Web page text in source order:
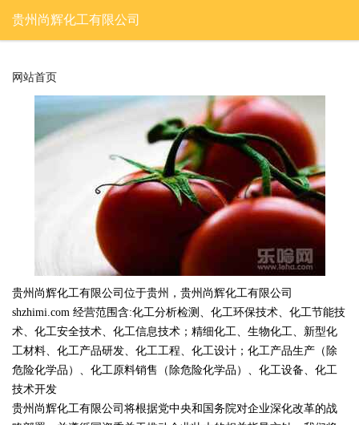
贵州尚辉化工有限公司
网站首页
贵州尚辉化工有限公司位于贵州，贵州尚辉化工有限公司
shzhimi.com 经营范围含:化工分析检测、化工环保技术、化工节能技
术、化工安全技术、化工信息技术；精细化工、生物化工、新型化
工材料、化工产品研发、化工工程、化工设计；化工产品生产（除
危险化学品）、化工原料销售（除危险化学品）、化工设备、化工
技术开发
贵州尚辉化工有限公司将根据党中央和国务院对企业深化改革的战